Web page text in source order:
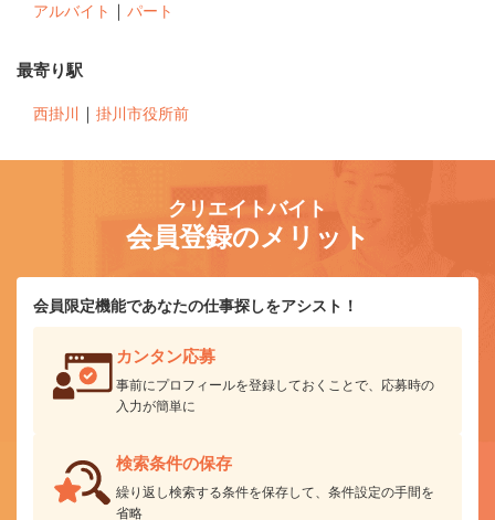
アルバイト ｜ パート
最寄り駅
西掛川 ｜ 掛川市役所前
クリエイトバイト
会員登録のメリット
会員限定機能であなたの仕事探しをアシスト！
カンタン応募
事前にプロフィールを登録しておくことで、応募時の
入力が簡単に
検索条件の保存
繰り返し検索する条件を保存して、条件設定の手間を
省略